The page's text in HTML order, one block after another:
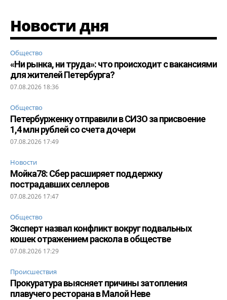
Новости дня
Общество
«Ни рынка, ни труда»: что происходит с вакансиями
для жителей Петербурга?
07.08.2026 18:36
Общество
Петербурженку отправили в СИЗО за присвоение
1,4 млн рублей со счета дочери
07.08.2026 17:49
Новости
Мойка78: Сбер расширяет поддержку
пострадавших селлеров
07.08.2026 17:47
Общество
Эксперт назвал конфликт вокруг подвальных
кошек отражением раскола в обществе
07.08.2026 17:29
Происшествия
Прокуратура выясняет причины затопления
плавучего ресторана в Малой Неве